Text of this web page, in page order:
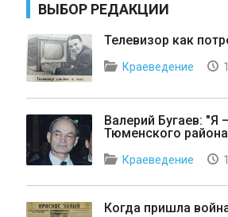
ВЫБОР РЕДАКЦИИ
Телевизор как
Краеведение
Валерий Бугаев: "Я
Тюменского
Краеведение
Когда пришла